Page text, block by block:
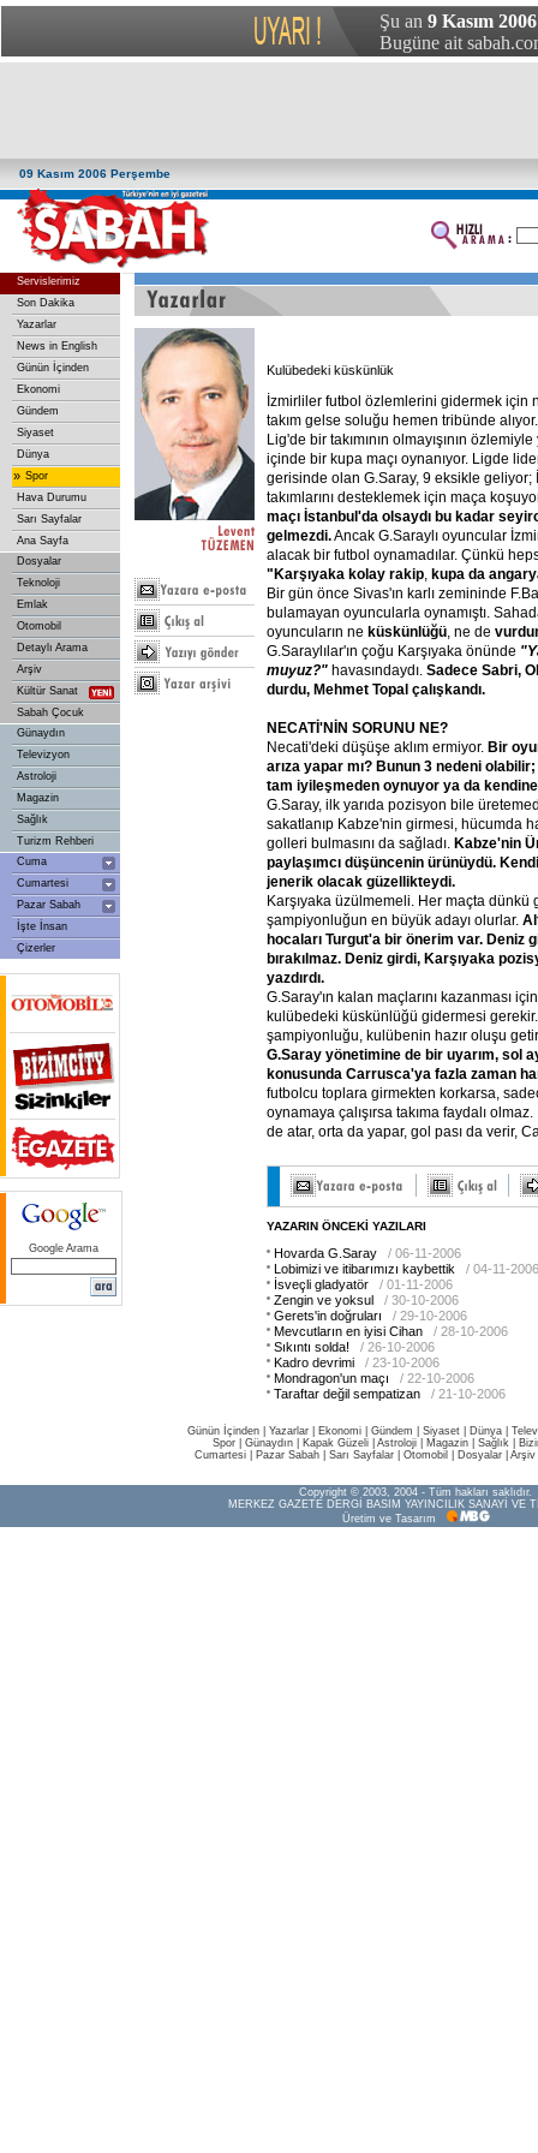
Şu an 9 Kasım
Bugüne ait
09 Kasım 2006 Perşembe
Servislerimiz
Son Dakika
Yazarlar
News in English
Günün İçinden
Ekonomi
Gündem
Siyaset
Dünya
» Spor
Hava Durumu
Sarı Sayfalar
Ana Sayfa
Dosyalar
Teknoloji
Emlak
Otomobil
Detaylı Arama
Arşiv
Kültür Sanat
Sabah Çocuk
Günaydın
Televizyon
Astroloji
Magazin
Sağlık
Turizm Rehberi
Cuma
Cumartesi
Pazar Sabah
İşte İnsan
Çizerler
Google Arama
Kulübedeki küskünlük
İzmirliler futbol özlemlerini gidermek için
takım gelse soluğu hemen tribünde
Lig'de bir takımının olmayışının
içinde bir kupa maçı oynanıyor. Ligde
gerisinde olan G.Saray, 9 eksikle geliyor;
takımlarını desteklemek için maça
maçı İstanbul'da olsaydı bu kadar
gelmezdi.Ancak G.Saraylı oyuncular
alacak bir futbol oynamadılar. Çünkü
"Karşıyaka kolay rakip, kupa da
Bir gün önce Sivas'ın karlı zemininde
bulamayan oyuncularla oynamıştı.
oyuncuların ne küskünlüğü, ne de
G.Saraylılar'ın çoğu Karşıyaka önünde
muyuz?" havasındaydı. Sadece Sabri,
durdu, Mehmet Topal çalışkandı.
NECATİ'NİN SORUNU NE?
Necati'deki düşüşe aklım ermiyor. Bir
arıza yapar mı? Bunun 3 nedeni olabilir;
tam iyileşmeden oynuyor ya da kendine
G.Saray, ilk yarıda pozisyon bile
sakatlanıp Kabze'nin girmesi, hücumda
golleri bulmasını da sağladı. Kabze'nin
paylaşımcı düşüncenin ürünüydü. Kendi
jenerik olacak güzellikteydi.
Karşıyaka üzülmemeli. Her maçta dünkü
şampiyonluğun en büyük adayı olurlar.
hocaları Turgut'a bir önerim var. Deniz
bırakılmaz. Deniz girdi, Karşıyaka
yazdırdı.
G.Saray'ın kalan maçlarını kazanması
kulübedeki küskünlüğü gidermesi
şampiyonluğu, kulübenin hazır oluşu
G.Saray yönetimine de bir uyarım, sol
konusunda Carrusca'ya fazla zaman
futbolcu toplara girmekten korkarsa,
oynamaya çalışırsa takıma faydalı
de atar, orta da yapar, gol pası da verir,
YAZARIN ÖNCEKİ YAZILARI
Hovarda G.Saray
/ 06-11-2006
Lobimizi ve itibarımızı kaybettik
/ 04-11-2006
İsveçli gladyatör
/ 01-11-2006
Zengin ve yoksul
/ 30-10-2006
Gerets'in doğruları
/ 29-10-2006
Mevcutların en iyisi Cihan
/ 28-10-2006
Sıkıntı solda!
/ 26-10-2006
Kadro devrimi
/ 23-10-2006
Mondragon'un maçı
/ 22-10-2006
Taraftar değil sempatizan
/ 21-10-2006
Günün İçinden Yazarlar Ekonomi Gündem Siyaset Dünya |
Spor
Günaydın Kapak Güzeli Astroloji Magazin Sağlık
Cumartesi
Pazar Sabah Sarı Sayfalar Otomobil Dosyalar Arşiv
Copyright © 2003, 2004 - Tüm hakları saklıdır.
MERKEZ GAZETE DERGİ BASIM YAYINCILIK SANAYİ VE
Üretim ve Tasarım